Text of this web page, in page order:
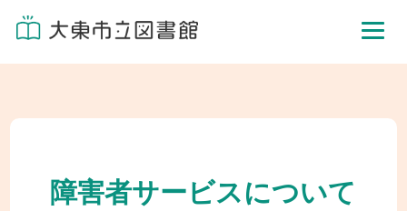
障害者サービスについて